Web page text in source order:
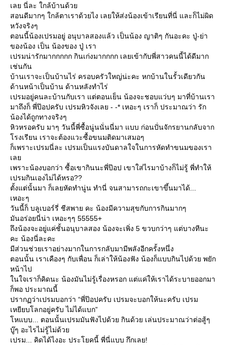
เลย นี่ละ ใกล้บ้านด้ว
สอนดีมากๆ ใกล้ตาเราด้วยไง เลยให้ส่งน้องเข้าเรียนที่นี่ และก็ไม่ผิด
หวังจริงๆ
ตอนนี้น้องเปรมอยู่ อนุบาลสองแล้ว เป็นน้อง ญาติๆ กันอะคะ ปู่-ย่า
ของน้อง เป็น น้องของ ปู่ เรา
เปรมน่ารักมากกกกก กินเก่งมากกกก เลยเข้ากับพี่สาวคนนี้ได้ดีมาก
เช่นกัน
บ้านเราจะเป็นบ้านไร่ ครอบครัวใหญ่น่ะคะ หกบ้านในรั้วเดียวกัน
ด้านหน้าเป็นบ้าน ด้านหลังทำไร่
เปรมอยู่คนละบ้านกับเรา แต่ตอนเย็น น้องจะชอบแว่บๆ มาที่บ้านเรา
มาถึงก็ พี่ป๊อปครับ เปรมหิวจังเลย - -* เหอะๆ เราก็ ประมาณว่า รัก
น้องได้ถูกทางจริงๆ
หิวหรอครับ มาๆ วันนี้พี่ซื้อนู่นนั่นนี่มา แบบ ก่อนปั่นจักรยานกลับจาก
รงเรียน เราจะต้องแวะซื้อขนมติดมาเสมอๆ
ก็เพราะเปรมนี่ละ เปรมเป็นแรงบันดาลใจในการหัดทำขนมของเรา
เล
เพราะน้องบอกว่า ซื้อเขากินนะพี่ป๊อป เขาใส่ไรมาบ้างก็ไม่รู้ พี่ทำให้
เปรมกินเองไม่ได้หรอ??
ตั้งแต่นั้นมา ก็เลยหัดทำนู่น ทำนี่ จนสามารถกะเขาขึ้นมาได้...
เหอะๆ
วันนี้ก็ บลูเบอร์รี่ ชีสพาย คะ น้องมีความสุขกับการกินมากๆ
มันอร่อยนี่น่า เหอะๆๆ 55555+
ถึงน้องจะอยู่แค่ชั้นอนุบาลสอง น้องจะเพิ่ง 5 ขวบกว่าๆ แต่บางทีนะ
คะ น้องนี่ละคะ
มีส่วนช่วยเราอย่างมากในการกลับมามีพลังอีกครั้งหนึ่ง
ตอนนั้น เราเคืองๆ กับเพื่อน ก็เล่าให้น้องฟัง น้องก็แบบกินไปด้วย พยัก
หน้าไป
นใจเราก็คิดนะ น้องมันไม่รู้เรื่องหรอก แต่แค่ให้เราได้ระบายออกมา
ก็พอ ประมาณนี้
ปรากฏว่าเปรมบอกว่า “พี่ป๊อปครับ เปรมจะบอกให้นะครับ เปรม
เหยียบโลกอยู่ครับ ไม่ได้แบก”
หแบบ... ตอนนั้นเปรมมันฟังไปด้วย กินด้วย เล่นประมาณว่าต่อสู้ๆ
บู๊ๆ อะไรไม่รู้ไม่ด้ว
เปรม... คิดได้ไงอะ ประโยคนี้ พี่นี่แบบ กึกเลย!